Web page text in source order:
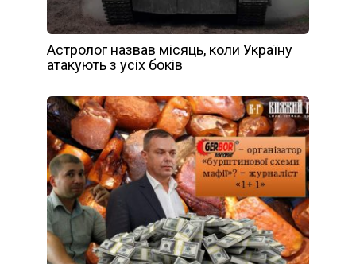
Астролог назвав місяць, коли Україну
атакують з усіх боків